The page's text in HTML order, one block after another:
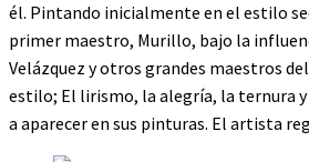
él. Pintando inicialmente en el estilo
primer maestro, Murillo, bajo la
Velázquez y otros grandes maestros
estilo; El lirismo, la alegría, la ternura
a aparecer en sus pinturas. El artista